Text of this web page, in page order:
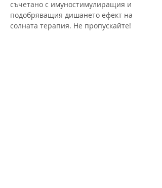
съчетано с имуностимулиращия и
подобряващия дишането ефект на
солната терапия. Не пропускайте!